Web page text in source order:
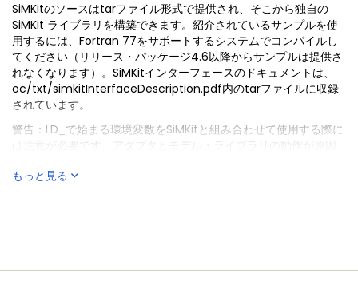
SiMKitのソースはtarファイル形式で提供され、そこから独自の
SiMKit ライブラリを構築できます。紹介されているサンプルを使
用するには、Fortran 77をサポートするシステムでコンパイルし
てください（リリース・パッケージ4.6以降からサンプルは提供さ
れなくなります）。SiMKitインターフェースのドキュメントは、
oc/txt/simkitInterfaceDescription.pdf内のtarファイルに収録
されています。
警告：LD_で始まる環境変数をSiMKitと組み合わせて使用する際に
は注意が必要です。アダプタとモデル・ライブラリの動作が原因
リの動作に影響を与える可能性があります。たとえば、
のために、複数のバージョンのソースが提供されます。「diff -
もっと見る